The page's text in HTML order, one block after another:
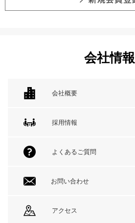
会社情報
会社概要
採用情報
よくあるご質問
お問い合わせ
アクセス